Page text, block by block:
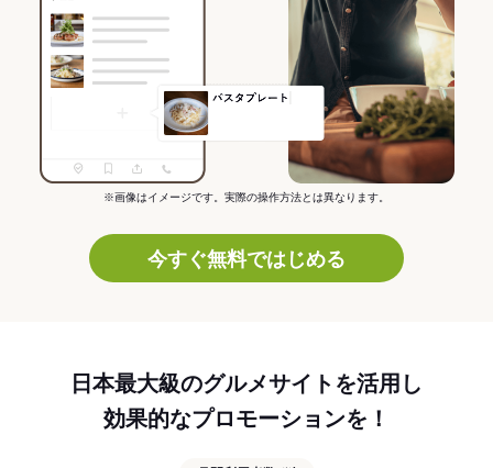
※画像はイメージです。実際の操作方法とは異なります。
今すぐ無料ではじめる
日本最大級のグルメサイトを活用し
効果的なプロモーションを！